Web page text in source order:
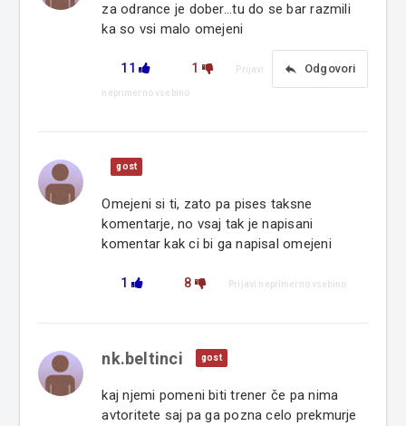
za odrance je dober...tu do se bar razmili
ka so vsi malo omejeni
11 1 reply Odgovori
Prijavi
neprimerno vsebino
gost
Omejeni si ti, zato pa pises taksne
komentarje, no vsaj tak je napisani
komentar kak ci bi ga napisal omejeni
1 8 Prijavi neprimerno vsebino
nk.beltinci gost
kaj njemi pomeni biti trener če pa nima
avtoritete saj pa ga pozna celo prekmurje